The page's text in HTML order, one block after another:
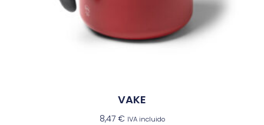
VAKE
8,47 € IVA incluido